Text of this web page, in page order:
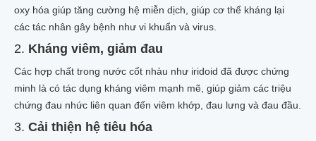
RƯỢU NGÂM TRÁI NHÀU KHÔ
TRÁI NHÀU NGÂM ĐƯỜNG MÍA
NHÀU TƯƠI NGÂM ĐƯỜNG PHÈN
XÀ BÔNG NHÀU COCOSAVON
XÀ BÔNG NHÀU ADEVA
KEM CHỐNG NẮNG NHÀU
COLLAGEN TRÁI NHÀU
KEM ĐÁNH RĂNG NHÀU
oxy hóa giúp tăng cường hệ miễn dịch, giúp cơ thể kháng lại
các tác nhân gây bệnh như vi khuẩn và virus.
2. Kháng viêm, giảm đau
Các hợp chất trong nước cốt nhàu như iridoid đã được chứng
minh là có tác dụng kháng viêm mạnh mẽ, giúp giảm các triệu
chứng đau nhức liên quan đến viêm khớp, đau lưng và đau đầu.
3. Cải thiện hệ tiêu hóa